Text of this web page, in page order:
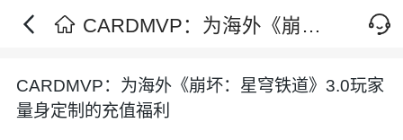
CARDMVP：为海外《崩坏：星穹铁道》3.0玩家量身定制的充值福利
CARDMVP：为海外《崩坏：星穹铁道》3.0玩家
量身定制的充值福利